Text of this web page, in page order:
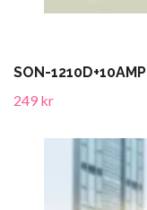
SON-1210D+10AMP
249 kr